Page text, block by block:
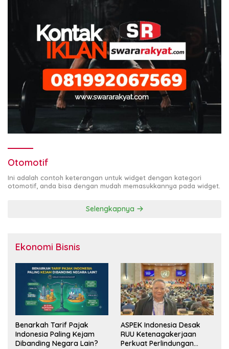
Otomotif
Ini adalah contoh keterangan untuk widget dengan kategori
otomotif, anda bisa dengan mudah memasukkannya pada widget.
Selengkapnya
Ekonomi Bisnis
Benarkah Tarif Pajak
Indonesia Paling Kejam
Dibanding Negara Lain?
ASPEK Indonesia Desak
RUU Ketenagakerjaan
Perkuat Perlindungan